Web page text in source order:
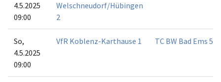
4.5.2025
09:00
Welschneudorf/Hübingen
2
So,
4.5.2025
09:00
VfR Koblenz-Karthause 1 TC BW Bad Ems 5